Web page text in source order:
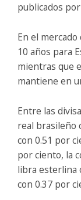
publicados
En el
10 años para
mientras que
mantiene en
Entre las
real brasileño
con 0.51 por
por ciento, la
libra esterlina
con 0.37 por